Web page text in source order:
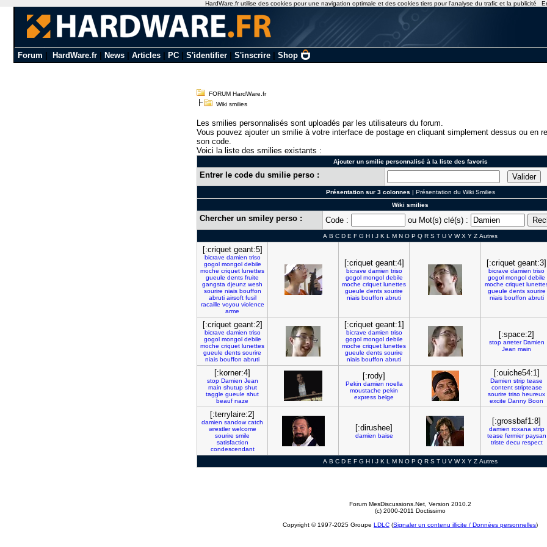
Forum HardWare.fr| News| Articles| PC| S'identifier| S'inscrire| Shop
FORUM HardWare.fr
Wiki smilies
Les smilies personnalisés sont uploadés par les utilisateurs du forum.
Vous pouvez ajouter un smilie à votre interface de postage en cliquant simplement dessus ou en
son code.
Voici la liste des smilies existants :
Ajouter un smilie personnalisé à la liste des favoris
Entrer le code du smilie perso :
Présentation sur 3 colonnes | Présentation du Wiki Smilies
Wiki smilies
Chercher un smiley perso : Code : ou Mot(s) clé(s) :
A B C D E F G H I J K L M N O P Q R S T U V W X Y Z Autres
[:criquet geant:5]
bicrave damien triso
gogol mongol debile
moche criquet lunettes
gueule dents fruite
gangsta djeunz wesh
sourire niais bouffon
abruti airsoft fusil
racaille voyou violence
arme
[:criquet geant:4]
bicrave damien triso
gogol mongol debile
moche criquet lunettes
gueule dents sourire
niais bouffon abruti
[:criquet geant:3]
bicrave damien triso
gogol mongol debile
moche criquet
gueule dents sourire
niais bouffon abruti
[:criquet geant:2]
bicrave damien triso
gogol mongol debile
moche criquet lunettes
gueule dents sourire
niais bouffon abruti
[:criquet geant:1]
bicrave damien triso
gogol mongol debile
moche criquet lunettes
gueule dents sourire
niais bouffon abruti
[:space:2]
stop arreter Damien
Jean main
[:korner:4]
stop Damien Jean
main shutup shut
taggle gueule shut
beauf naze
[:rody]
Pekin damien noella
moustache pekin
express belge
[:ouiche54:1]
Damien strip tease
content striptease
sourire triso heureux
excite Danny Boon
[:terrylaire:2]
damien sandow catch
wrestler welcome
sourire smile
satisfaction
condescendant
[:dirushee]
damien baise
[:grossbaf1:8]
damien roxana strip
tease fermier paysan
triste decu respect
A B C D E F G H I J K L M N O P Q R S T U V W X Y Z Autres
Forum MesDiscussions.Net , Version 2010.2
(c) 2000-2011 Doctissimo
Copyright © 1997-2025 Groupe LDLC (Signaler un contenu illicite / Données personnelles)
HardWare.fr utilise des cookies pour une navigation optimale et des cookies tiers pour l'analyse du trafic et la publicité